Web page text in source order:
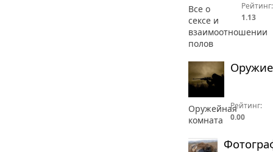
Все о
сексе и
взаимоотношении
полов
Рейтинг:
1.13
Оружие
Оружейная
комната
Рейтинг:
0.00